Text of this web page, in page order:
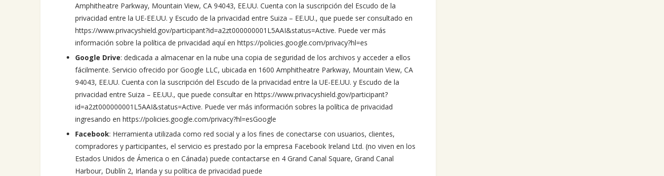
Amphitheatre Parkway, Mountain View, CA 94043, EE.UU. Cuenta con la suscripción del Escudo de la
privacidad entre la UE-EE.UU. y Escudo de la privacidad entre Suiza – EE.UU., que puede ser consultado en
https://www.privacyshield.gov/participant?id=a2zt000000001L5AAI&status=Active. Puede ver más
información sobre la política de privacidad aquí en https://policies.google.com/privacy?hl=es
Google Drive: dedicada a almacenar en la nube una copia de seguridad de los archivos y acceder a ellos
fácilmente. Servicio ofrecido por Google LLC, ubicada en 1600 Amphitheatre Parkway, Mountain View, CA
94043, EE.UU. Cuenta con la suscripción del Escudo de la privacidad entre la UE-EE.UU. y Escudo de la
privacidad entre Suiza – EE.UU., que puede consultar en https://www.privacyshield.gov/participant?
id=a2zt000000001L5AAI&status=Active. Puede ver más información sobres la política de privacidad
ingresando en https://policies.google.com/privacy?hl=esGoogle
Facebook: Herramienta utilizada como red social y a los fines de conectarse con usuarios, clientes,
compradores y participantes, el servicio es prestado por la empresa Facebook Ireland Ltd. (no viven en los
Estados Unidos de Ámerica o en Cánada) puede contactarse en 4 Grand Canal Square, Grand Canal
Harbour, Dublín 2, Irlanda y su política de privacidad puede